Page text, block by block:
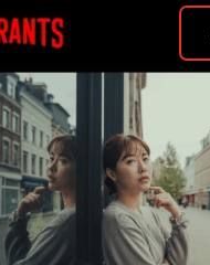
ANNONCER
FAQ
S’inscrire